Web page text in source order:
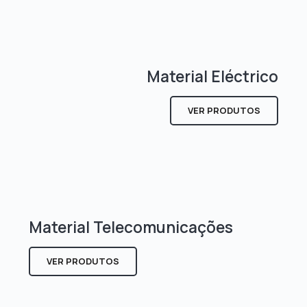
Material Eléctrico
VER PRODUTOS
Material Telecomunicações
VER PRODUTOS